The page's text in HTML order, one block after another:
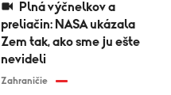
preliačin: NASA ukázala
Zem tak, ako sme ju ešte
nevideli
Zahraničie